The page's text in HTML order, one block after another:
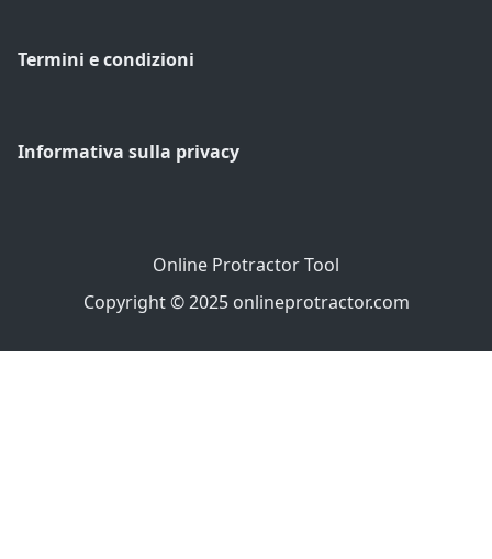
Termini e condizioni
Informativa sulla privacy
Online Protractor Tool
Copyright © 2025 onlineprotractor.com